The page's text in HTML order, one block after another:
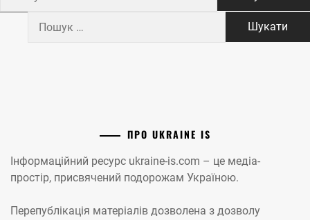
ПРО UKRAINE IS
Інформаційний ресурс ukraine-is.com – це медіа-
простір, присвячений подорожам Україною.
Перепублікація матеріалів дозволена з дозволу